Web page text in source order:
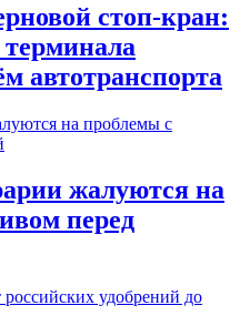
стоп-кран:
автотранспорта
жалуются на
перед